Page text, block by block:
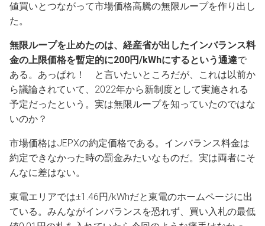
値買いとつながって市場価格高騰の無限ループを作り出し
た。
無限ループを止めたのは、経産省が出したインバランス料
金の上限価格を暫定的に200円/kWhにするという通達で
ある。あっぱれ！ と言いたいところだが、これは以前か
ら議論されていて、2022年から新制度として実施される
予定だったという。実は無限ループを知っていたのではな
いのか？
市場価格はJEPXの約定価格である。インバランス料金は
約定できなかった時の罰金みたいなものだ。実は両者にそ
んなに差はない。
東電エリアでは±1.46円/kWhだと東電のホームページに出
ている。みんながインバランスを恐れず、買い入札の最低